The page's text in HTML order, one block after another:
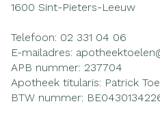
1600 Sint-Pieters-Leeuw
Telefoon: 02 331 04 06
E-mailadres:
APB nummer: 237704
Apotheek titularis: Patrick
BTW nummer: